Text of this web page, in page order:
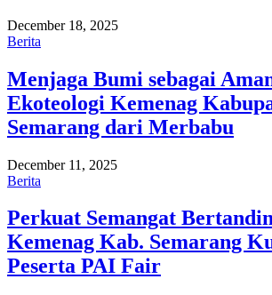
December 18, 2025
Berita
Menjaga Bumi sebagai
Ekoteologi Kemenag
Semarang dari Merbabu
December 11, 2025
Berita
Perkuat Semangat
Kemenag Kab. Semarang
Peserta PAI Fair